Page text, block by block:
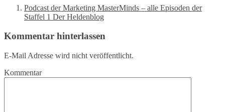
Podcast der Marketing MasterMinds – alle Episoden der
Staffel 1 Der Heldenblog
Kommentar hinterlassen
E-Mail Adresse wird nicht veröffentlicht.
Kommentar